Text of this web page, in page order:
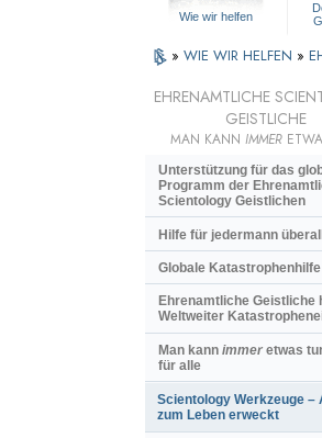
Wie wir helfen
» WIE WIR HELFEN »
EHRENAMTLICHE
GEISTLICHE
MAN KANN IMMER
Unterstützung für das
Programm der
Scientology Geistlichen
Hilfe für jedermann
Globale Katastrophenhilfe
Ehrenamtliche Geistliche
Weltweiter
Man kann immer etwas
für alle
Scientology Werkzeuge –
zum Leben erweckt